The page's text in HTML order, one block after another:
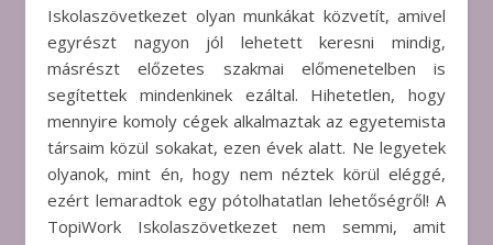
Iskolaszövetkezet olyan munkákat közvetít, amivel
egyrészt nagyon jól lehetett keresni mindig,
másrészt előzetes szakmai előmenetelben is
segítettek mindenkinek ezáltal. Hihetetlen, hogy
mennyire komoly cégek alkalmaztak az egyetemista
társaim közül sokakat, ezen évek alatt. Ne legyetek
olyanok, mint én, hogy nem néztek körül eléggé,
ezért lemaradtok egy pótolhatatlan lehetőségről! A
TopiWork Iskolaszövetkezet nem semmi, amit